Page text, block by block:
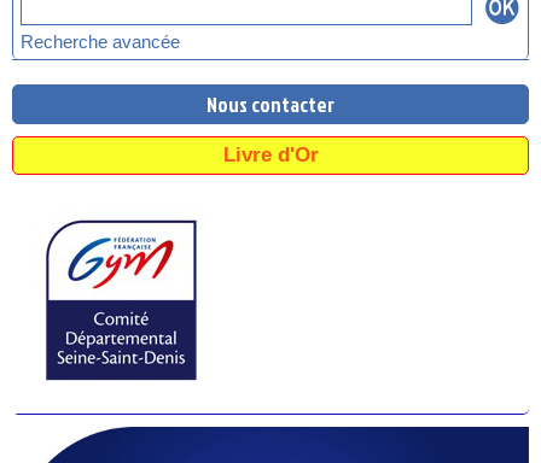
Recherche avancée
Nous contacter
Livre d'Or